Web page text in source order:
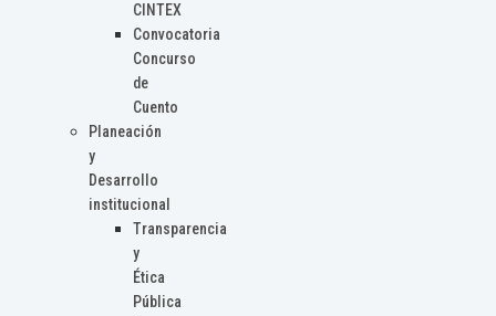
CINTEX
Convocatoria
Concurso
de
Cuento
Planeación
y
Desarrollo
institucional
Transparencia
y
Ética
Pública